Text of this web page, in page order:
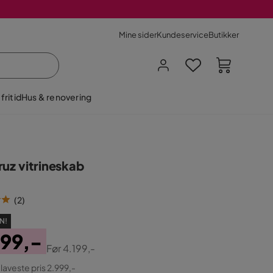
Mine siderKundeserviceButikker
fritidHus & renovering
vitrineskab
(2)
Før4.199,-
pris 2.999,-